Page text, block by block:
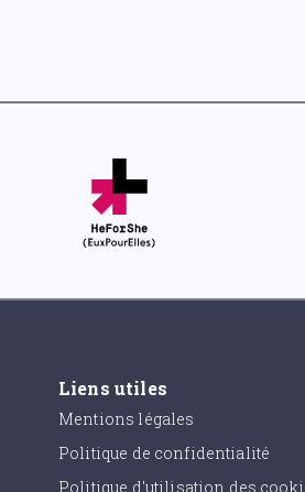
Liens utiles
Mentions légales
Politique de confidentialité
Politique d'utilisation des